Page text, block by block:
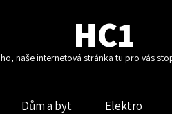
HC1
naše internetová stránka tu pro vás
Dům a byt Elektro